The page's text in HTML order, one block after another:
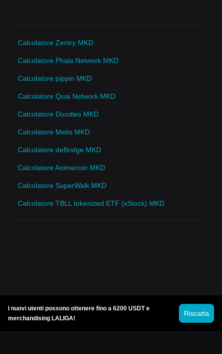
Calcolatore Zentry MKD
Calcolatore Phala Network MKD
Calcolatore pippin MKD
Calcolatore Quai Network MKD
Calcolatore Doodles MKD
Calcolatore Metis MKD
Calcolatore deBridge MKD
Calcolatore Animecoin MKD
Calcolatore SuperWalk MKD
Calcolatore TBLL tokenized ETF (xStock) MKD
I nuovi utenti possono ottenere fino a 6200 USDT e
merchandising LALIGA!
Riscatta